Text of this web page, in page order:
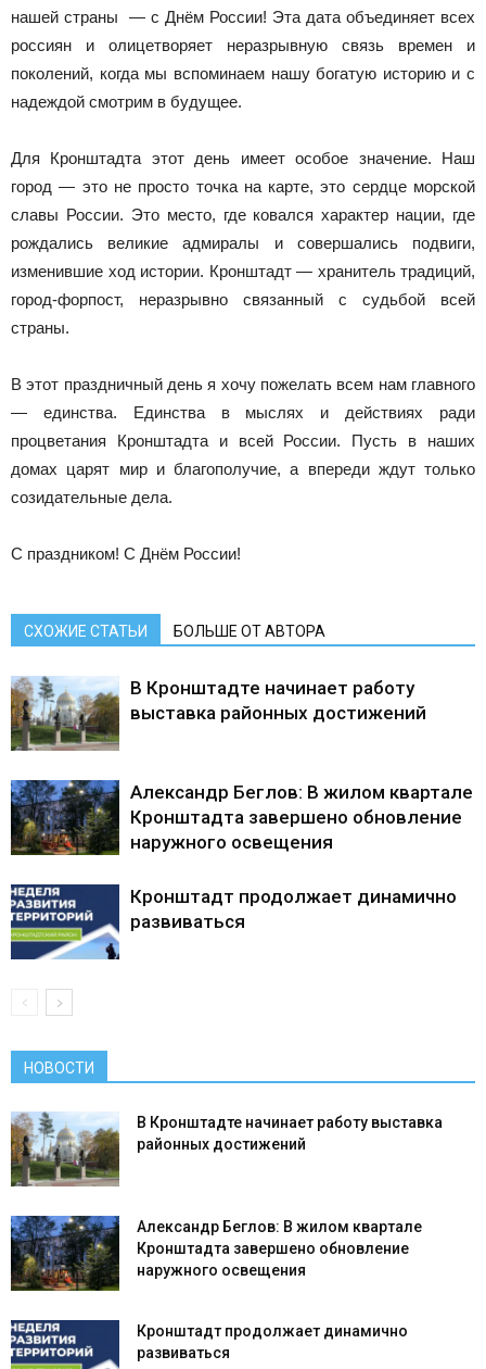
нашей страны — с Днём России! Эта дата объединяет всех
россиян и олицетворяет неразрывную связь времен и
поколений, когда мы вспоминаем нашу богатую историю и с
надеждой смотрим в будущее.
Для Кронштадта этот день имеет особое значение. Наш
город — это не просто точка на карте, это сердце морской
славы России. Это место, где ковался характер нации, где
рождались великие адмиралы и совершались подвиги,
изменившие ход истории. Кронштадт — хранитель традиций,
город-форпост, неразрывно связанный с судьбой всей
страны.
В этот праздничный день я хочу пожелать всем нам главного
— единства. Единства в мыслях и действиях ради
процветания Кронштадта и всей России. Пусть в наших
домах царят мир и благополучие, а впереди ждут только
созидательные дела.
С праздником! С Днём России!
СХОЖИЕ СТАТЬИ БОЛЬШЕ ОТ АВТОРА
В Кронштадте начинает работу
выставка районных достижений
Александр Беглов: В жилом квартале
Кронштадта завершено обновление
наружного освещения
Кронштадт продолжает динамично
развиваться
НОВОСТИ
В Кронштадте начинает работу выставка
районных достижений
Александр Беглов: В жилом квартале
Кронштадта завершено обновление
наружного освещения
Кронштадт продолжает динамично
развиваться